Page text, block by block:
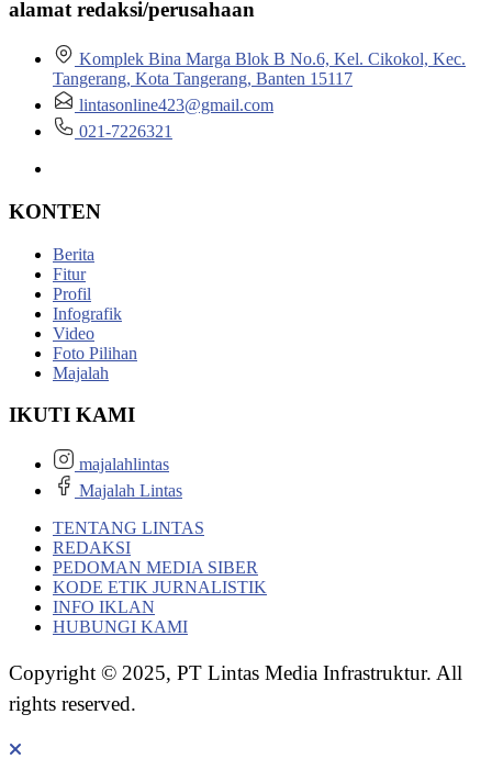
alamat redaksi/perusahaan
Komplek Bina Marga Blok B No.6, Kel. Cikokol, Kec.
Tangerang, Kota Tangerang, Banten 15117
lintasonline423@gmail.com
021-7226321
KONTEN
Berita
Fitur
Profil
Infografik
Video
Foto Pilihan
Majalah
IKUTI KAMI
majalahlintas
Majalah Lintas
TENTANG LINTAS
REDAKSI
PEDOMAN MEDIA SIBER
KODE ETIK JURNALISTIK
INFO IKLAN
HUBUNGI KAMI
Copyright © 2025, PT Lintas Media Infrastruktur. All
rights reserved.